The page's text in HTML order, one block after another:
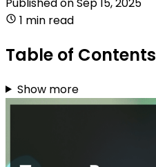
1 min read
Table of Contents
Show more